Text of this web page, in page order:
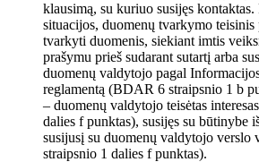
klausimą, su kuriuo susijęs
situacijos, duomenų tvarkymo
tvarkyti duomenis, siekiant imtis
prašymu prieš sudarant sutartį arba
duomenų valdytojo pagal
reglamentą (BDAR 6 straipsnio 1 b
– duomenų valdytojo teisėtas
dalies f punktas), susijęs su būtinybe
susijusį su duomenų valdytojo
straipsnio 1 dalies f punktas).